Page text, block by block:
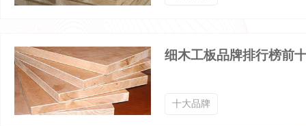
细木工板品牌排行榜前
十大品牌